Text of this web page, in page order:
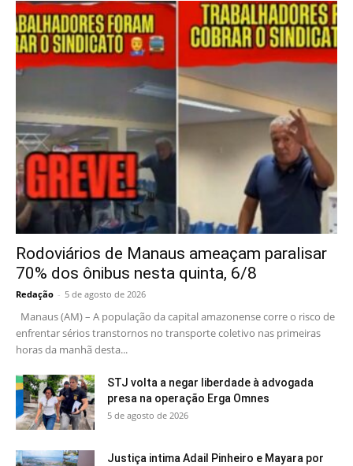
Rodoviários de Manaus ameaçam paralisar
70% dos ônibus nesta quinta, 6/8
Redação - 5 de agosto de 2026
Manaus (AM) – A população da capital amazonense corre o risco de
enfrentar sérios transtornos no transporte coletivo nas primeiras
horas da manhã desta...
STJ volta a negar liberdade à advogada
presa na operação Erga Omnes
5 de agosto de 2026
Justiça intima Adail Pinheiro e Mayara por